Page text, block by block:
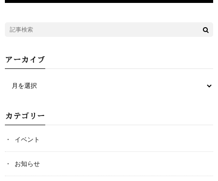
アーカイブ
カテゴリー
イベント
お知らせ